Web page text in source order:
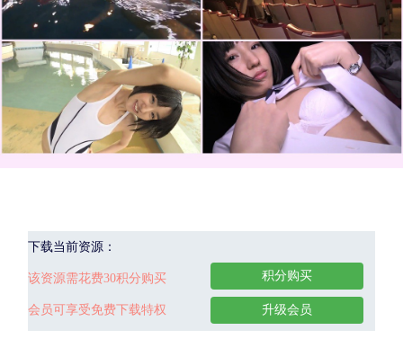
下载当前资源：
该资源需花费30积分购买
会员可享受免费下载特权
积分购买
升级会员